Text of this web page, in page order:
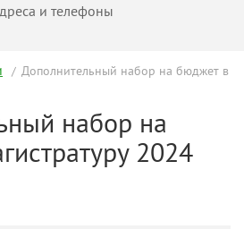
и телефоны
Дополнительный набор на бюджет в
набор на
2024